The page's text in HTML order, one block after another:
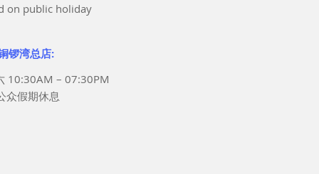
锣湾总店:
on public holiday
10:30AM – 07:30PM
众假期休息